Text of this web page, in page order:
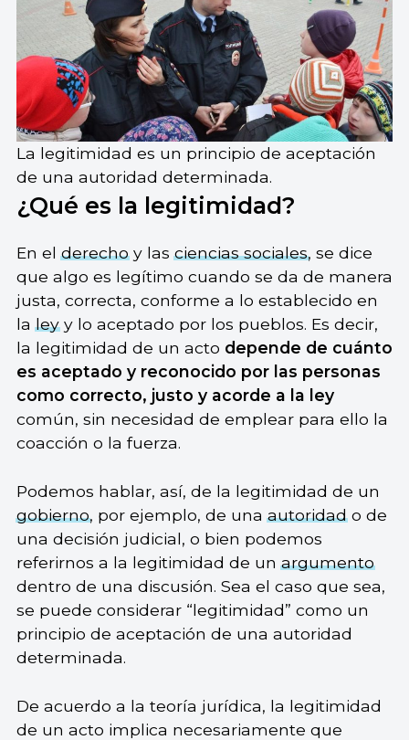
La legitimidad es un principio de aceptación
de una autoridad determinada.
¿Qué es la legitimidad?
En elderechoy lasciencias sociales, se dice
que algo es legítimo cuando se da de manera
justa, correcta, conforme a lo establecido en
laleyy lo aceptado por los pueblos. Es decir,
la legitimidad de un acto depende de cuánto
es aceptado y reconocido por las personas
como correcto, justo y acorde a la ley
común, sin necesidad de emplear para ello la
coacción o la fuerza.
Podemos hablar, así, de la legitimidad de un
gobierno, por ejemplo, de unaautoridado de
una decisión judicial, o bien podemos
referirnos a la legitimidad de unargumento
dentro de una discusión. Sea el caso que sea,
se puede considerar “legitimidad” como un
principio de aceptación de una autoridad
determinada.
De acuerdo a la teoría jurídica, la legitimidad
de un acto implica necesariamente que